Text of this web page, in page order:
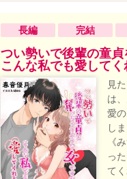
ン
ン
ｰｽ
に
線
か
っ
長編 完結
つい勢いで後輩の童貞
こんな私でも愛してく
見
は
愛
し
《
っ
て